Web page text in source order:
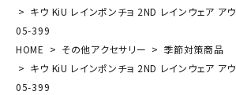
キウ KiU レインポンチョ 2ND レインウェア ア
05-399
HOME
その他アクセサリー
季節対策商品
キウ KiU レインポンチョ 2ND レインウェア ア
05-399